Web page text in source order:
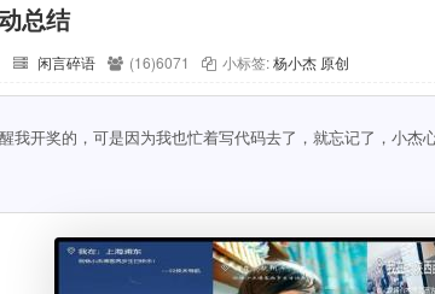
总结
闲言碎语 (16)6071 小标签:杨小杰 原创
我开奖的，可是因为我也忙着写代码去了，就忘记了，小